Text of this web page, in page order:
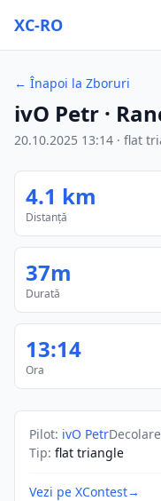
XC-RO
← Înapoi la Zboruri
ivO Petr ·
20.10.2025 13:14 · flat
4.1 km
Distanță
37m
Durată
13:14
Ora
Pilot: ivO PetrDecolare
Tip: flat triangle
Vezi pe XContest→